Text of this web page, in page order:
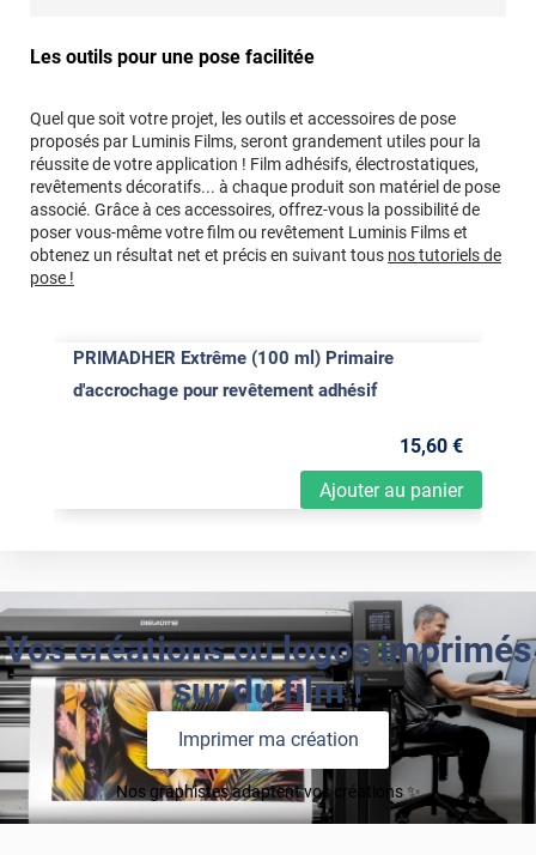
Les outils pour une pose facilitée
Quel que soit votre projet, les outils et accessoires de pose
proposés par Luminis Films, seront grandement utiles pour la
réussite de votre application ! Film adhésifs, électrostatiques,
revêtements décoratifs... à chaque produit son matériel de pose
associé. Grâce à ces accessoires, offrez-vous la possibilité de
poser vous-même votre film ou revêtement Luminis Films et
obtenez un résultat net et précis en suivant tous nos tutoriels de
pose !
PRIMADHER Extrême (100 ml) Primaire
d'accrochage pour revêtement adhésif
Ajouter au panier
15,60 €
Vos créations ou logos imprimés
sur du film !
Imprimer ma création
Nos graphistes adaptent vos créations ✨